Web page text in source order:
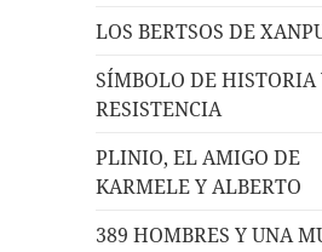
LOS BERTSOS DE
SÍMBOLO DE HISTORIA
RESISTENCIA
PLINIO, EL AMIGO DE
KARMELE Y ALBERTO
389 HOMBRES Y UNA